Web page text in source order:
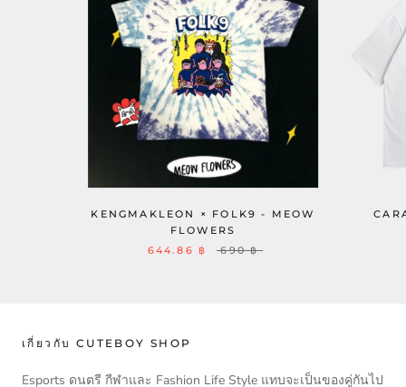
KENGMAKLEON × FOLK9 - MEOW
FLOWERS
644.86 ฿
690 ฿
เกี่ยวกับ CUTEBOY SHOP
Esports ดนตรี กีฬาและ Fashion Life Style แทบจะเป็นของคู่กันไป